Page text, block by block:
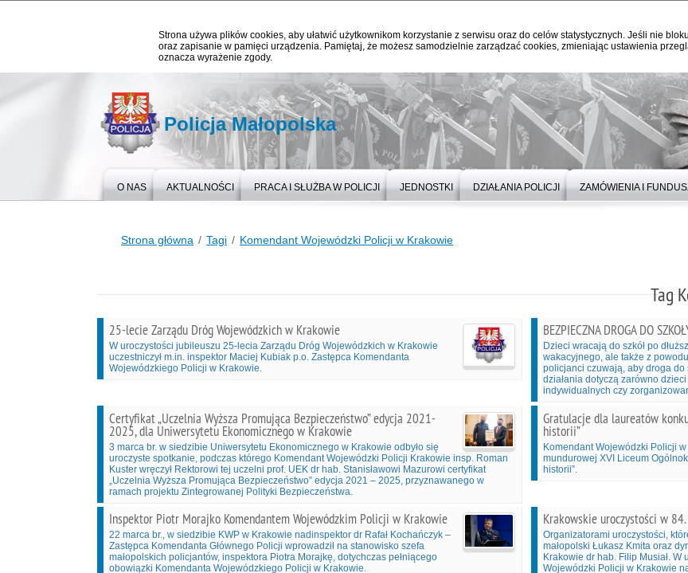
Strona używa plików cookies, aby ułatwić użytkownikom korzystanie z serwisu oraz do celów statystycznych. Jeśli nie
oraz zapisanie w pamięci urządzenia. Pamiętaj, że możesz samodzielnie zarządzać cookies, zmieniając ustawienia
oznacza wyrażenie zgody.
Policja Małopolska
O NAS AKTUALNOŚCI PRACA I SŁUŻBA W POLICJI JEDNOSTKI DZIAŁANIA POLICJI ZAMÓWIENIA I
Strona główna Tagi Komendant Wojewódzki Policji w Krakowie
Tag
25-lecie Zarządu Dróg Wojewódzkich w Krakowie
W uroczystości jubileuszu 25-lecia Zarządu Dróg Wojewódzkich w Krakowie
uczestniczył m.in. inspektor Maciej Kubiak p.o. Zastępca Komendanta
Wojewódzkiego Policji w Krakowie.
BEZPIECZNA DROGA DO
Dzieci wracają do szkół po
wakacyjnego, ale także z
policjanci czuwają, aby droga do
działania dotyczą zarówno
indywidualnych czy
Certyfikat „Uczelnia Wyższa Promująca Bezpieczeństwo” edycja 2021-
2025, dla Uniwersytetu Ekonomicznego w Krakowie
3 marca br. w siedzibie Uniwersytetu Ekonomicznego w Krakowie odbyło się
uroczyste spotkanie, podczas którego Komendant Wojewódzki Policji Krakowie insp. Roman
Kuster wręczył Rektorowi tej uczelni prof. UEK dr hab. Stanisławowi Mazurowi certyfikat
„Uczelnia Wyższa Promująca Bezpieczeństwo” edycja 2021 – 2025, przyznawanego w
ramach projektu Zintegrowanej Polityki Bezpieczeństwa.
Gratulacje dla laureatów
historii”
Komendant Wojewódzki Policji
mundurowej XVI Liceum
historii”.
Inspektor Piotr Morajko Komendantem Wojewódzkim Policji w Krakowie
22 marca br., w siedzibie KWP w Krakowie nadinspektor dr Rafał Kochańczyk –
Zastępca Komendanta Głównego Policji wprowadził na stanowisko szefa
małopolskich policjantów, inspektora Piotra Morajkę, dotychczas pełniącego
obowiązki Komendanta Wojewódzkiego Policji w Krakowie.
Krakowskie uroczystości w
Organizatorami uroczystości,
małopolski Łukasz Kmita oraz
Krakowie dr hab. Filip Musiał.
Wojewódzki Policji w Krakowie